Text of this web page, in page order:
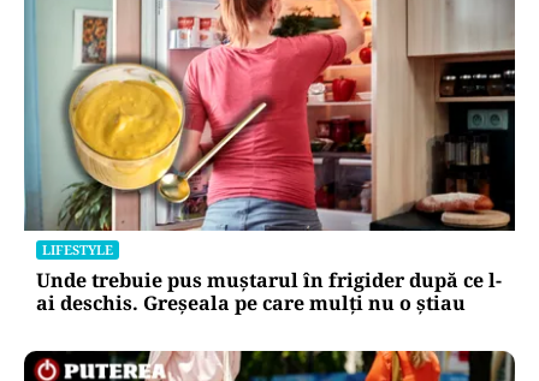
LIFESTYLE
Unde trebuie pus muștarul în frigider după ce l-
ai deschis. Greșeala pe care mulți nu o știau